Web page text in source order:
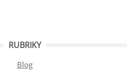
RUBRIKY
Blog